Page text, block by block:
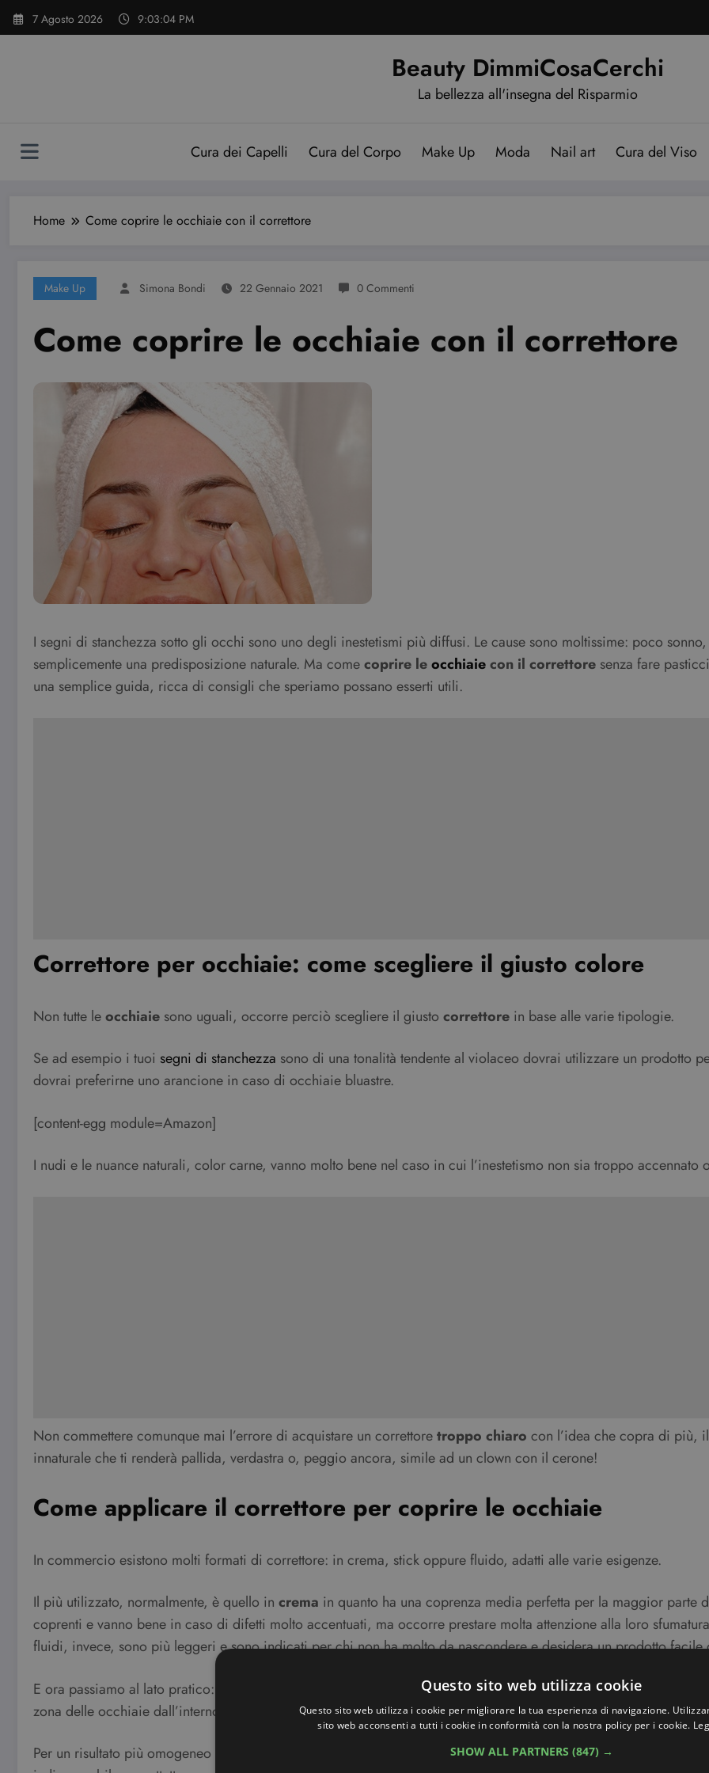
7 Agosto 2026 9:03:05 PM
Beauty DimmiCosaCerchi
La bellezza all'insegna del Risparmio
Cura dei Capelli Cura del Corpo Make Up Moda Nail art Cura del Viso
Home Come coprire le occhiaie con il correttore
Make Up Simona Bondi 22 Gennaio 2021 0 Commenti
Come coprire le occhiaie con il correttore
I segni di stanchezza sotto gli occhi sono uno degli inestetismi più diffusi. Le cause sono moltissime: poco
semplicemente una predisposizione naturale. Ma comecoprire leocchiaiecon il correttore senza fare
una semplice guida, ricca di consigli che speriamo possano esserti utili.
Correttore per occhiaie: come scegliere il giusto colore
Non tutte leocchiaie sono uguali, occorre perciò scegliere il giusto correttore in base alle varie tipologie.
Se ad esempio i tuoi segni di stanchezza sono di una tonalità tendente al violaceo dovrai utilizzare un prodotto
dovrai preferirne uno arancione in caso di occhiaie bluastre.
[content-egg module=Amazon]
I nudi e le nuance naturali, color carne, vanno molto bene nel caso in cui l’inestetismo non sia troppo accennato
Non commettere comunque mai l’errore di acquistare un correttoretroppo chiaro con l’idea che copra di più,
innaturale che ti renderà pallida, verdastra o, peggio ancora, simile ad un clown con il cerone!
Come applicare il correttore per coprire le occhiaie
In commercio esistono molti formati di correttore: in crema, stick oppure fluido, adatti alle varie esigenze.
Il più utilizzato, normalmente, è quello in crema in quanto ha una coprenza media perfetta per la maggior parte
coprenti e vanno bene in caso di difetti molto accentuati, ma occorre prestare molta attenzione alla loro
fluidi, invece, sono più leggeri e sono indicati per chi non ha molto da nascondere e desidera un prodotto facile
E ora passiamo al lato pratico: come
sul viso? Come prima cosa dovrai prendere con le
zona delle occhiaie dall’interno verso l’esterno, senza mai uscire fuori dal contorno dell’occhio.
Per un risultato più omogeneo è consigliabile metterlo anche sulla palpebra superiore e sfumarlo utilizzando le
Questo sito web utilizza cookie
Questo sito web utilizza i cookie per migliorare la tua esperienza di navigazione.
sito web acconsenti a tutti i cookie in conformità con la nostra policy per i cookie.
SHOW ALL PARTNERS (847) →